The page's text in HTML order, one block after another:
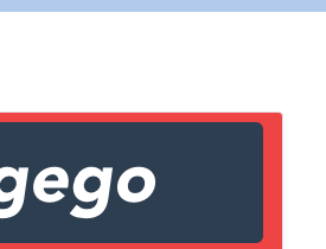
(sera inclus dans courriel)
X Fermer